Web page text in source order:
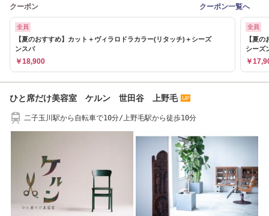
クーポン クーポン一覧へ
全員
【夏のおすすめ】カット＋ヴィラロドラカラー(リタッチ)＋シーズ
ンスパ
￥18,900
全員
【夏
シーズ
￥
ひと席だけ美容室 ケルン 世田谷 上野毛
二子玉川駅から自転車で10分/上野毛駅から徒歩10分